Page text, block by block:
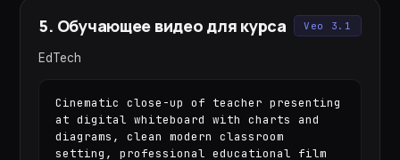
5. Обучающее видео для курса Veo 3.1
EdTech
Cinematic close-up of teacher presenting
at digital whiteboard with charts and
diagrams, clean modern classroom
setting, professional educational film